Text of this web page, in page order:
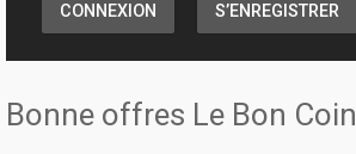
CONNEXION S’ENREGISTRER
Bonne offres Le Bon Coin